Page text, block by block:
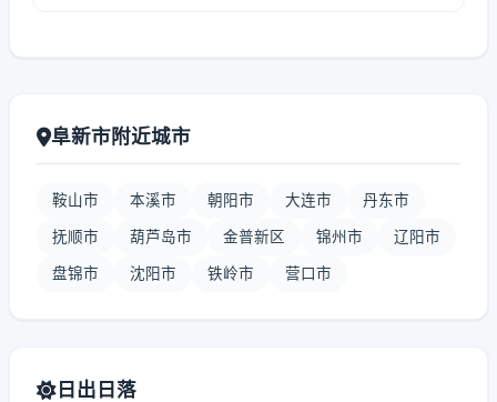
阜新市附近城市
鞍山市 本溪市 朝阳市 大连市 丹东市
抚顺市 葫芦岛市 金普新区 锦州市 辽阳市
盘锦市 沈阳市 铁岭市 营口市
日出日落